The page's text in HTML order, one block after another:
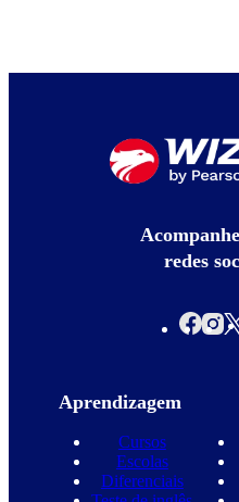
redes
Aprendizagem
Cursos
Escolas
Diferenciais